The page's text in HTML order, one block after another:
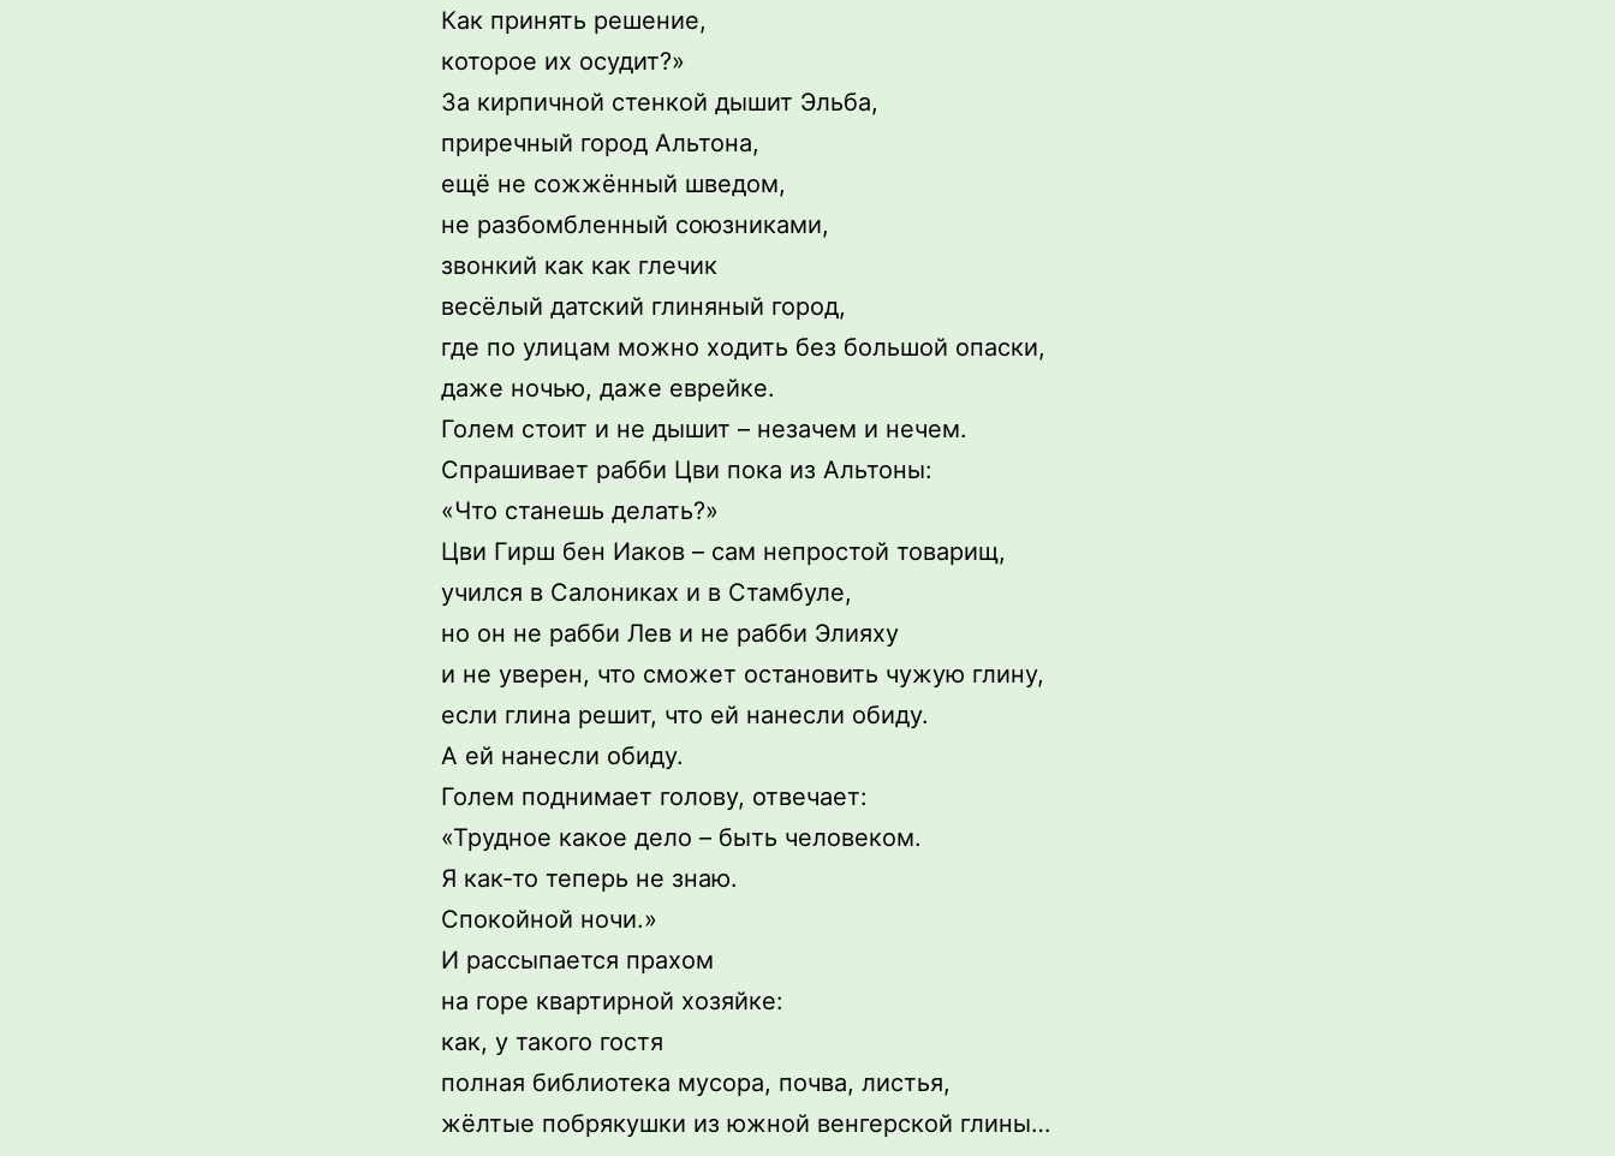
Как принять решение,
которое их осудит?»
За кирпичной стенкой дышит Эльба,
приречный город Альтона,
ещё не сожжённый шведом,
не разбомбленный союзниками,
звонкий как как глечик
весёлый датский глиняный город,
где по улицам можно ходить без большой опаски,
даже ночью, даже еврейке.
Голем стоит и не дышит – незачем и нечем.
Спрашивает рабби Цви пока из Альтоны:
«Что станешь делать?»
Цви Гирш бен Иаков – сам непростой товарищ,
учился в Салониках и в Стамбуле,
но он не рабби Лев и не рабби Элияху
и не уверен, что сможет остановить чужую глину,
если глина решит, что ей нанесли обиду.
А ей нанесли обиду.
Голем поднимает голову, отвечает:
«Трудное какое дело – быть человеком.
Я как-то теперь не знаю.
Спокойной ночи.»
И рассыпается прахом
на горе квартирной хозяйке:
как, у такого гостя
полная библиотека мусора, почва, листья,
жёлтые побрякушки из южной венгерской глины…